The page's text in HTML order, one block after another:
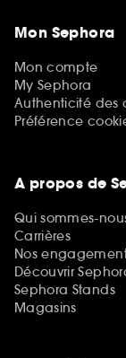
Mon Sephora
Mon compte
My Sephora
Authenticité des
Préférence
A propos de
Qui sommes-
Carrières
Nos
Découvrir
Sephora Stands
Magasins